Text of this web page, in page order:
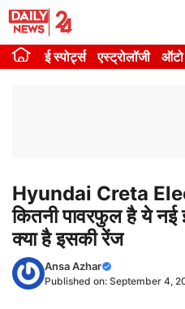
Skip
contentई स्पोर्ट्स एस्ट्रोलॉजी
Hyundai Creta
कितनी पावरफुल है ये
क्या है इसकी रेंज
Ansa Azhar
Published on: September 4,